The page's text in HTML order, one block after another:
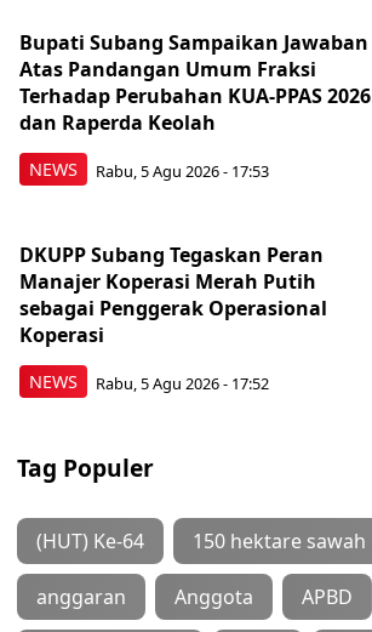
NEWS
Bupati Subang Sampaikan Jawaban
Atas Pandangan Umum Fraksi
Terhadap Perubahan KUA-PPAS 2026
dan Raperda Keolah
Rabu, 5 Agu 2026 - 17:53
NEWS
DKUPP Subang Tegaskan Peran
Manajer Koperasi Merah Putih
sebagai Penggerak Operasional
Koperasi
Rabu, 5 Agu 2026 - 17:52
Tag Populer
(HUT) Ke-64 150 hektare sawah
anggaran Anggota APBD